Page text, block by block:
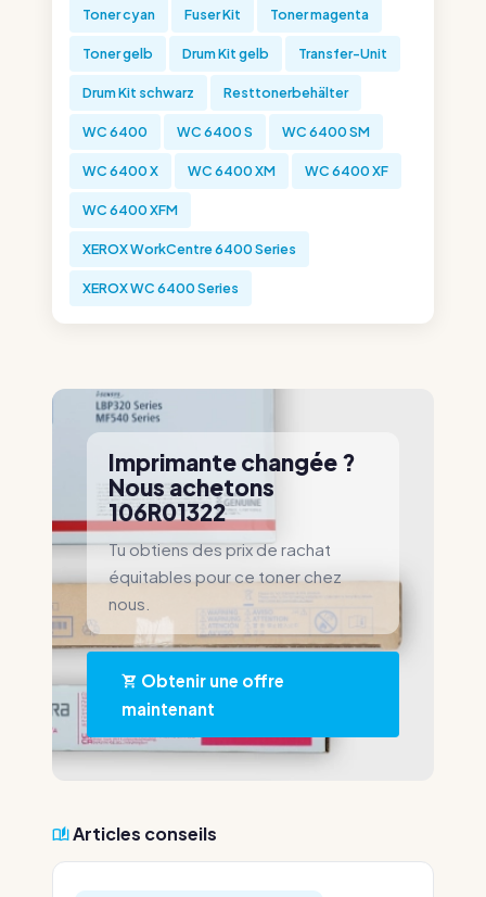
Toner cyan Fuser Kit Toner magenta
Toner gelb Drum Kit gelb Transfer-Unit
Drum Kit schwarz Resttonerbehälter
WC 6400 WC 6400 S WC 6400 SM
WC 6400 X WC 6400 XM WC 6400 XF
WC 6400 XFM
XEROX WorkCentre 6400 Series
XEROX WC 6400 Series
Imprimante changée ?
Nous achetons
106R01322
Tu obtiens des prix de rachat
équitables pour ce toner chez
nous.
Obtenir une offre
maintenant
Articles conseils